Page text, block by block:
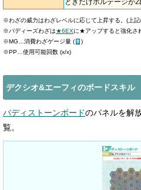
ときだけボルテージが
※わざの威力はわざレベルに応じて上昇する。(上
※バディーズわざは★6EXに★アップすると強化さ
※MG…消費わざゲージ量 (
)
※PP…使用可能回数 (x/x)
デクシオ&エーフィのボードスキル
バディストーンボードのパネルを解
覧。